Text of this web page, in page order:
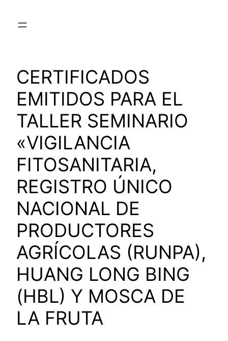
CERTIFICADOS
EMITIDOS PARA EL
TALLER SEMINARIO
«VIGILANCIA
FITOSANITARIA,
REGISTRO ÚNICO
NACIONAL DE
PRODUCTORES
AGRÍCOLAS (RUNPA),
HUANG LONG BING
(HBL) Y MOSCA DE
LA FRUTA